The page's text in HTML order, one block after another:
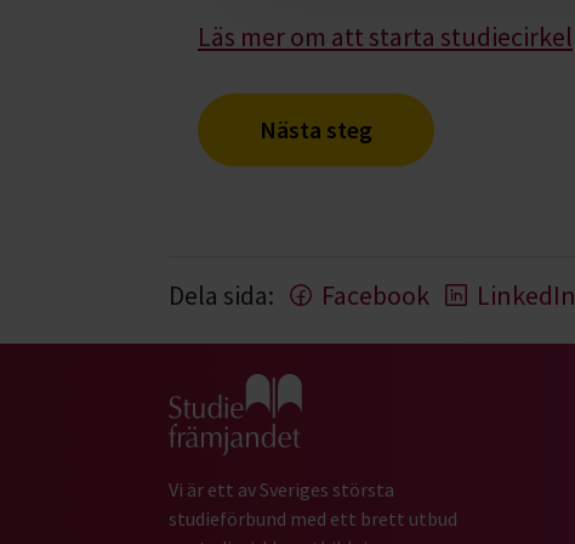
Läs mer om att starta studiecirkel
Nästa steg
Dela sida: Facebook LinkedIn
Gå till studiefrämjandets startsida
Vi är ett av Sveriges största
studieförbund med ett brett utbud